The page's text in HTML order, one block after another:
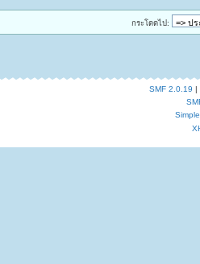
กระโดดไป:
SMF 2.0.19 |